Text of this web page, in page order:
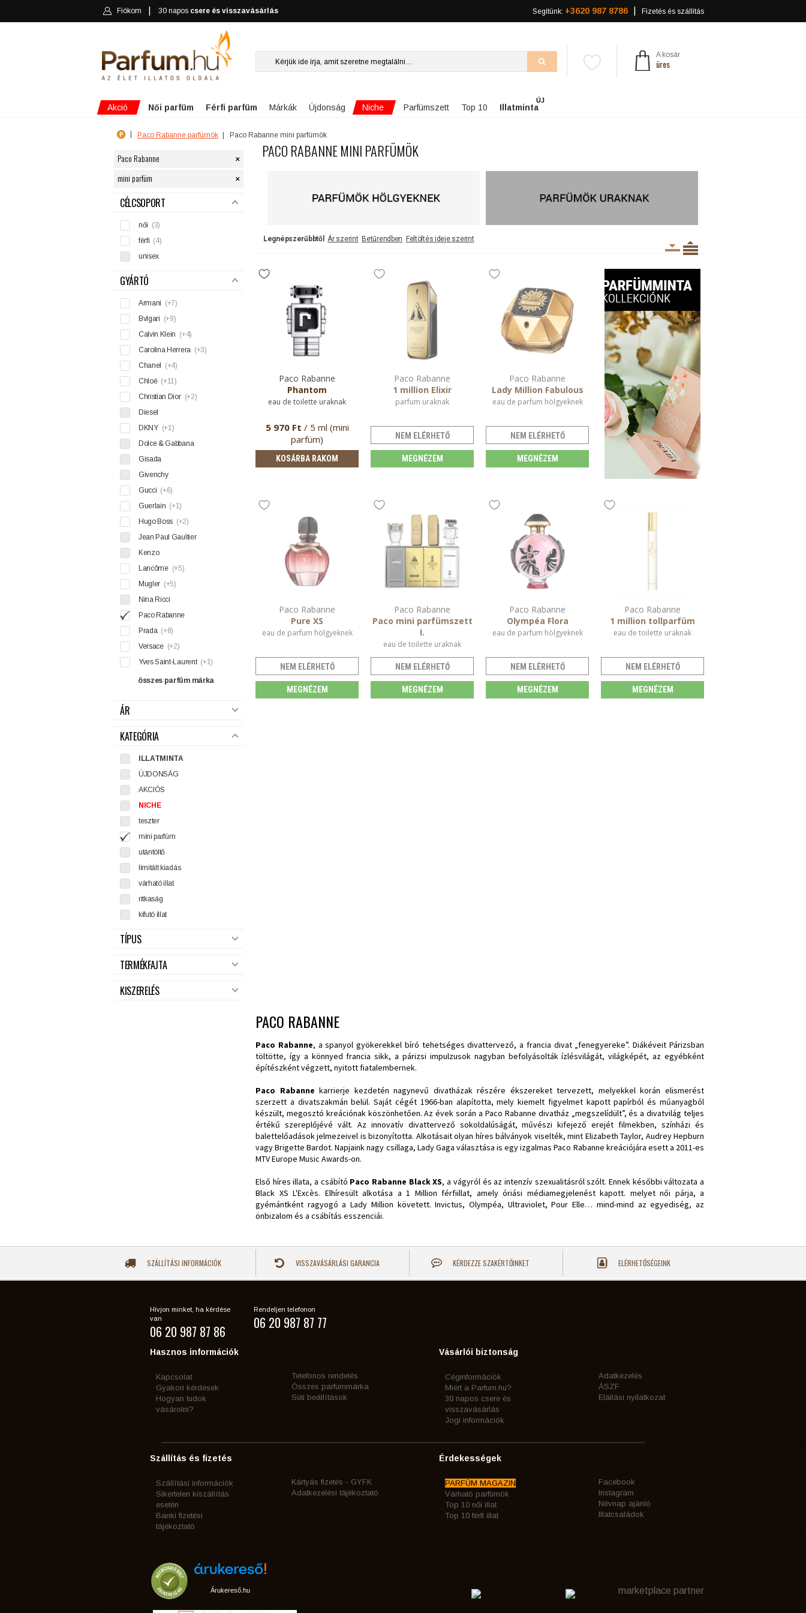
Fiókom 30 napos csere és visszavásárlás Segítünk: +3620 987 8786 Fizetés és szállítás
A kosár
üres
Akció Női parfüm Férfi parfüm Márkák Újdonság Niche Parfümszett Top 10 Illatminta
ÚJ
Paco Rabanne parfümök Paco Rabanne mini parfümök
Paco Rabanne ×
mini parfüm ×
SZŰRÉS
CÉLCSOPORT
női (3)
férfi (4)
unisex
GYÁRTÓ
Armani (+7)
Bvlgari (+9)
Calvin Klein (+4)
Carolina Herrera (+3)
Chanel
(+4)
Chloé (+11)
Christian Dior (+2)
Diesel
DKNY (+1)
Dolce & Gabbana
Gisada
Givenchy
Gucci (+6)
Guerlain (+1)
Hugo Boss (+2)
Jean Paul Gaultier
Kenzo
Lancôme (+5)
Mugler (+5)
Nina Ricci
Paco Rabanne
Prada (+8)
Versace (+2)
Yves Saint-Laurent (+1)
összes parfüm márka
ÁR
KATEGÓRIA
ILLATMINTA
ÚJDONSÁG
AKCIÓS
NICHE
teszter
mini parfüm
utántöltő
limitált kiadás
várható illat
ritkaság
kifutó illat
TÍPUS
TERMÉKFAJTA
KISZERELÉS
PACO RABANNE MINI PARFÜMÖK
Legnépszerűbbtől Ár szerint Betűrendben Feltöltés ideje szerint
Paco Rabanne
Phantom
eau de toilette uraknak
5 970 Ft / 5 ml (mini
parfüm)
KOSÁRBA RAKOM
Paco Rabanne
1 million Elixir
parfum uraknak
NEM ELÉRHETŐ
MEGNÉZEM
Paco Rabanne
Lady Million Fabulous
eau de parfum hölgyeknek
NEM ELÉRHETŐ
MEGNÉZEM
Paco Rabanne
Pure XS
eau de parfum hölgyeknek
NEM ELÉRHETŐ
MEGNÉZEM
Paco Rabanne
Paco mini parfümszett
I.
eau de toilette uraknak
NEM ELÉRHETŐ
MEGNÉZEM
Paco Rabanne
Olympéa Flora
eau de parfum hölgyeknek
NEM ELÉRHETŐ
MEGNÉZEM
Paco Rabanne
1 million tollparfüm
eau de toilette uraknak
NEM ELÉRHETŐ
MEGNÉZEM
PACO RABANNE
Paco Rabanne, a spanyol gyökerekkel bíró tehetséges divattervező, a francia divat „fenegyereke”. Diákéveit Párizsban
töltötte, így a könnyed francia sikk, a párizsi impulzusok nagyban befolyásolták ízlésvilágát, világképét, az egyébként
építészként végzett, nyitott fiatalembernek.
Paco Rabanne karrierje kezdetén nagynevű divatházak részére ékszereket tervezett, melyekkel korán elismerést
szerzett a divatszakmán belül. Saját cégét 1966-ban alapította, mely kiemelt figyelmet kapott papírból és műanyagból
készült, megosztó kreációnak köszönhetően. Az évek során a Paco Rabanne divatház „megszelídült”, és a divatvilág teljes
értékű szereplőjévé vált. Az innovatív divattervező sokoldalúságát, művészi kifejező erejét filmekben, színházi és
balettelőadások jelmezeivel is bizonyította. Alkotásait olyan híres bálványok viselték, mint Elizabeth Taylor, Audrey Hepburn
vagy Brigette Bardot. Napjaink nagy csillaga, Lady Gaga választása is egy izgalmas Paco Rabanne kreációjára esett a 2011-es
MTV Europe Music Awards-on.
Első híres illata, a csábító Paco Rabanne Black XS, a vágyról és az intenzív szexualitásról szólt. Ennek későbbi változata a
Black XS L'Excès. Elhíresült alkotása a 1 Million férfiillat, amely óriási médiamegjelenést kapott. melyet női párja, a
gyémántként ragyogó a Lady Million követett. Invictus, Olympéa, Ultraviolet, Pour Elle… mind-mind az egyediség, az
önbizalom és a csábítás esszenciái.
SZÁLLÍTÁSI INFORMÁCIÓK VISSZAVÁSÁRLÁSI GARANCIA KÉRDEZZE SZAKÉRTŐINKET ELÉRHETŐSÉGEINK
Hívjon minket, ha kérdése
van
06 20 987 87 86
Rendeljen telefonon
06 20 987 87 77
Hasznos információk
Kapcsolat
Gyakori kérdések
Hogyan tudok
vásárolni?
Telefonos rendelés
Összes parfummárka
Süti beállítások
Vásárlói biztonság
Céginformációk
Miért a Parfum.hu?
30 napos csere és
visszavásárlás
Jogi információk
Adatkezelés
ÁSZF
Elállási nyilatkozat
Szállítás és fizetés
Szállítási információk
Sikertelen kiszállítás
esetén
Banki fizetési
tájékoztató
Kártyás fizetés - GYFK
Adatkezelési tájékoztató
Érdekességek
PARFÜM MAGAZIN
Várható parfümök
Top 10 női illat
Top 10 férfi illat
Facebook
Instagram
Névnap ajánló
Illatcsaládok
Árukereső.hu marketplace partner